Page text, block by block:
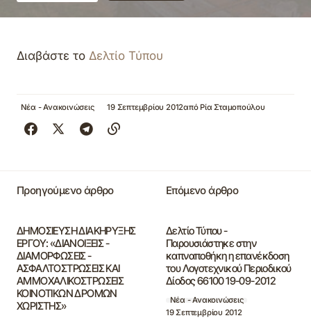
Διαβάστε το Δελτίο Τύπου
Νέα - Ανακοινώσεις 19 Σεπτεμβρίου 2012από Ρία Σταμοπούλου
Προηγούμενο άρθρο
ΔΗΜΟΣΙΕΥΣΗ ΔΙΑΚΗΡΥΞΗΣ
ΕΡΓΟΥ: «ΔΙΑΝΟΙΞΕΙΣ -
ΔΙΑΜΟΡΦΩΣΕΙΣ -
ΑΣΦΑΛΤΟΣΤΡΩΣΕΙΣ ΚΑΙ
ΑΜΜΟΧΑΛΙΚΟΣΤΡΩΣΕΙΣ
ΚΟΙΝΟΤΙΚΩΝ ΔΡΟΜΩΝ
ΧΩΡΙΣΤΗΣ»
Επόμενο άρθρο
Δελτίο Τύπου -
Παρουσιάστηκε στην
καπναποθήκη η επανέκδοση
του Λογοτεχνικού Περιοδικού
Δίοδος 66100 19-09-2012
Νέα - Ανακοινώσεις
19 Σεπτεμβρίου 2012